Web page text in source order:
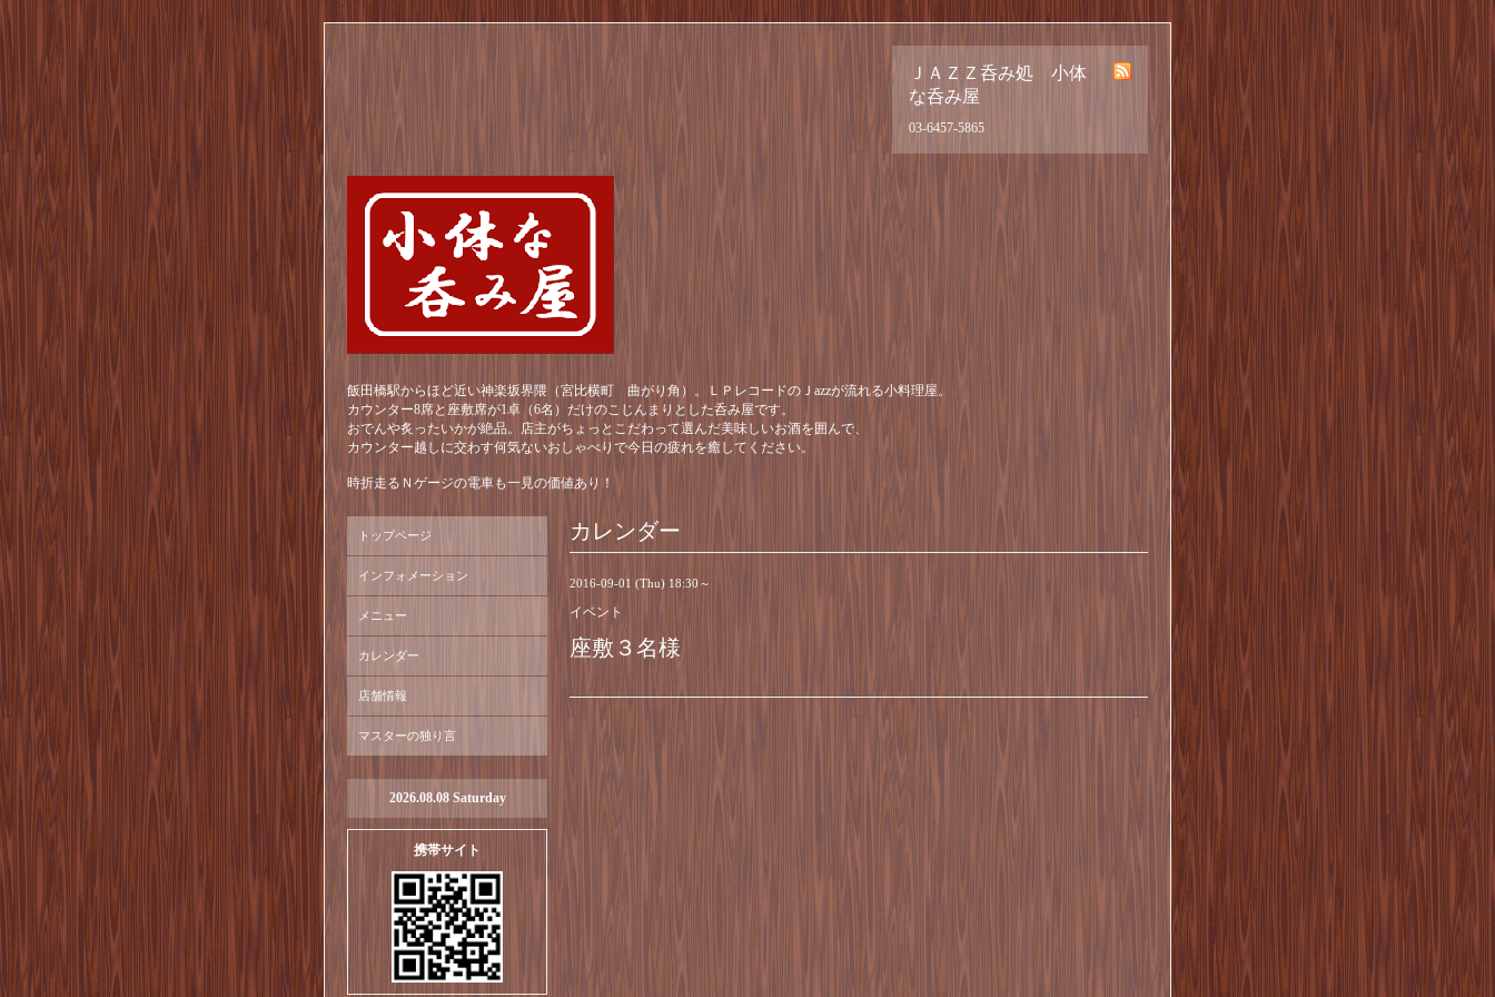
ＪＡＺＺ呑み処 小体
な呑み屋
03-6457-5865
飯田橋駅からほど近い神楽坂界隈（宮比横町 曲がり角）。ＬＰレコードのＪazzが流れる小料理屋。
カウンター8席と座敷席が1卓（6名）だけのこじんまりとした呑み屋です。
おでんや炙ったいかが絶品。店主がちょっとこだわって選んだ美味しいお酒を囲んで、
カウンター越しに交わす何気ないおしゃべりで今日の疲れを癒してください。
時折走るＮゲージの電車も一見の価値あり！
カレンダー
2016-09-01 (Thu) 18:30～
イベント
座敷３名様
トップページ
インフォメーション
メニュー
カレンダー
店舗情報
マスターの独り言
2026.08.08 Saturday
携帯サイト